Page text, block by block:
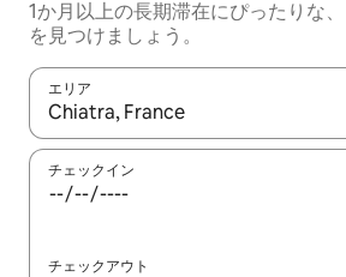
1か月以上の長期滞在にぴったりな
を見つけましょう。
エリア
検索結果が表示されたら、上下の矢印
チェックイン
チェックアウト